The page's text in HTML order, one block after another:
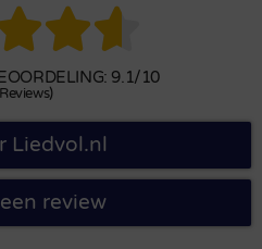

9.1/10
Liedvol.nl
review